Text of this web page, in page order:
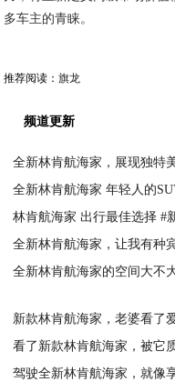
多车主的青睐。
推荐阅读：旗龙
频道更新
全新林肯航海家，展现独特
全新林肯航海家 年轻人的
林肯航海家 出行最佳选择 #
全新林肯航海家，让我有种
全新林肯航海家的空间大不
新款林肯航海家，老婆看了
看了新款林肯航海家，被它
驾驶全新林肯航海家，就像